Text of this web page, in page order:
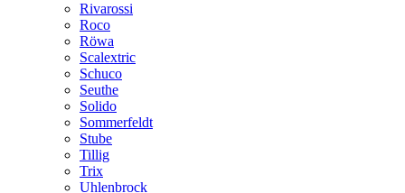
Rivarossi
Roco
Röwa
Scalextric
Schuco
Seuthe
Solido
Sommerfeldt
Stube
Tillig
Trix
Uhlenbrock